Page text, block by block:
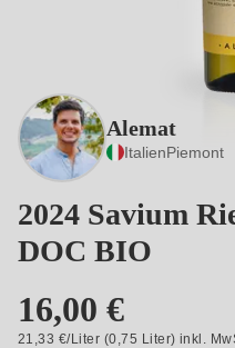
Alemat
ItalienPiemont
2024 Savium
DOC BIO
16,00 €
21,33 €/Liter (0,75 Liter) inkl.